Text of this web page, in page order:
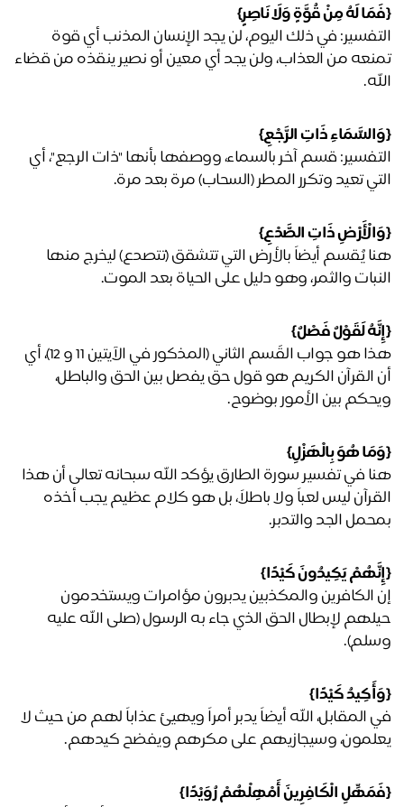
لَهُ مِنْ قُوَّةٍ وَلَا نَاصِرٍ}
التفسير: في ذلك اليوم، لن يجد الإنسان المذنب أي قوة
تمنعه من العذاب، ولن يجد أي معين أو نصير ينقذه من قضاء
ذَاتِ الرَّجْعِ}
التفسير: قسم آخر بالسماء، ووصفها بأنها "ذات الرجع"، أي
تعيد وتكرر المطر (السحاب) مرة بعد مرة.
ذَاتِ الصَّدْعِ}
هنا يُقسم أيضاً بالأرض التي تتشقق (تتصدع) ليخرج منها
والثمر، وهو دليل على الحياة بعد الموت.
لَقَوْلٌ فَصْلٌ}
هذا هو جواب القَسم الثاني (المذكور في الآيتين 11 و 12)، أي
أن القرآن الكريم هو قول حق يفصل بين الحق والباطل،
بين الأمور بوضوح.
هُوَ بِالْهَزْلِ}
هنا في تفسير سورة الطارق يؤكد الله سبحانه تعالى أن هذا
القرآن ليس لعباً ولا باطلاً، بل هو كلام عظيم يجب أخذه
الجد والتدبر.
يَكِيدُونَ كَيْدًا}
إن الكافرين والمكذبين يدبرون مؤامرات ويستخدمون
حيلهم لإبطال الحق الذي جاء به الرسول (صلى الله عليه
كَيْدًا}
في المقابل، الله أيضاً يدبر أمراً ويهيئ عذاباً لهم من حيث لا
وسيجازيهم على مكرهم ويفضح كيدهم.
الْكَافِرِينَ أَمْهِلْهُمْ رُوَيْدًا}